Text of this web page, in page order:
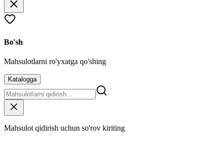
Bo'sh
Mahsulotlarni ro'yxatga qo'shing
Katalogga
Mahsulot qidirish uchun so'rov kiriting